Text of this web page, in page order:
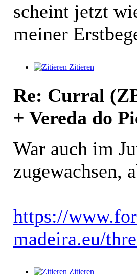
scheint jetzt
meiner
Zitieren
Re: Curral
+ Vereda do
War auch im
zugewachsen,
https://
madeira.eu/
Zitieren